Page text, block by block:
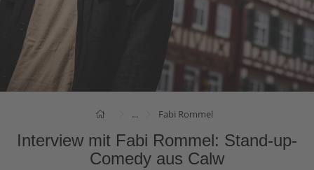
... Fabi Rommel
Interview mit Fabi Rommel: Stand-up-
Comedy aus Calw